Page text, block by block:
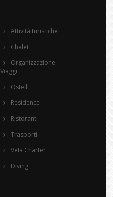
Attività turistiche
Chalet
Organizzazione
Viaggi
Ostelli
Residence
Ristoranti
Trasporti
Vela Charter
Diving